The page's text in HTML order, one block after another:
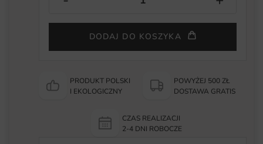
DODAJ DO KOSZYKA
PRODUKT POLSKI
I EKOLOGICZNY
POWYŻEJ 500 ZŁ
DOSTAWA GRATIS
CZAS REALIZACJI
2-4 DNI ROBOCZE